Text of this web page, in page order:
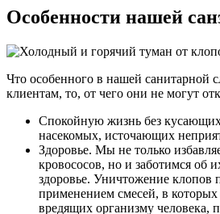
Особенности нашей
Что особенного в нашей санитарной
клиентам, то, от чего они не могут
Спокойную жизнь без
насекомых, источающих
Здоровье. Мы не только
кровососов, но и заботимся об
здоровье. Уничтожение клопов
применением смесей, в
вредящих организму человека,